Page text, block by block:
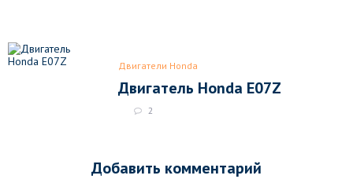
Двигатели Honda
Двигатель Honda E07Z
2
Добавить комментарий